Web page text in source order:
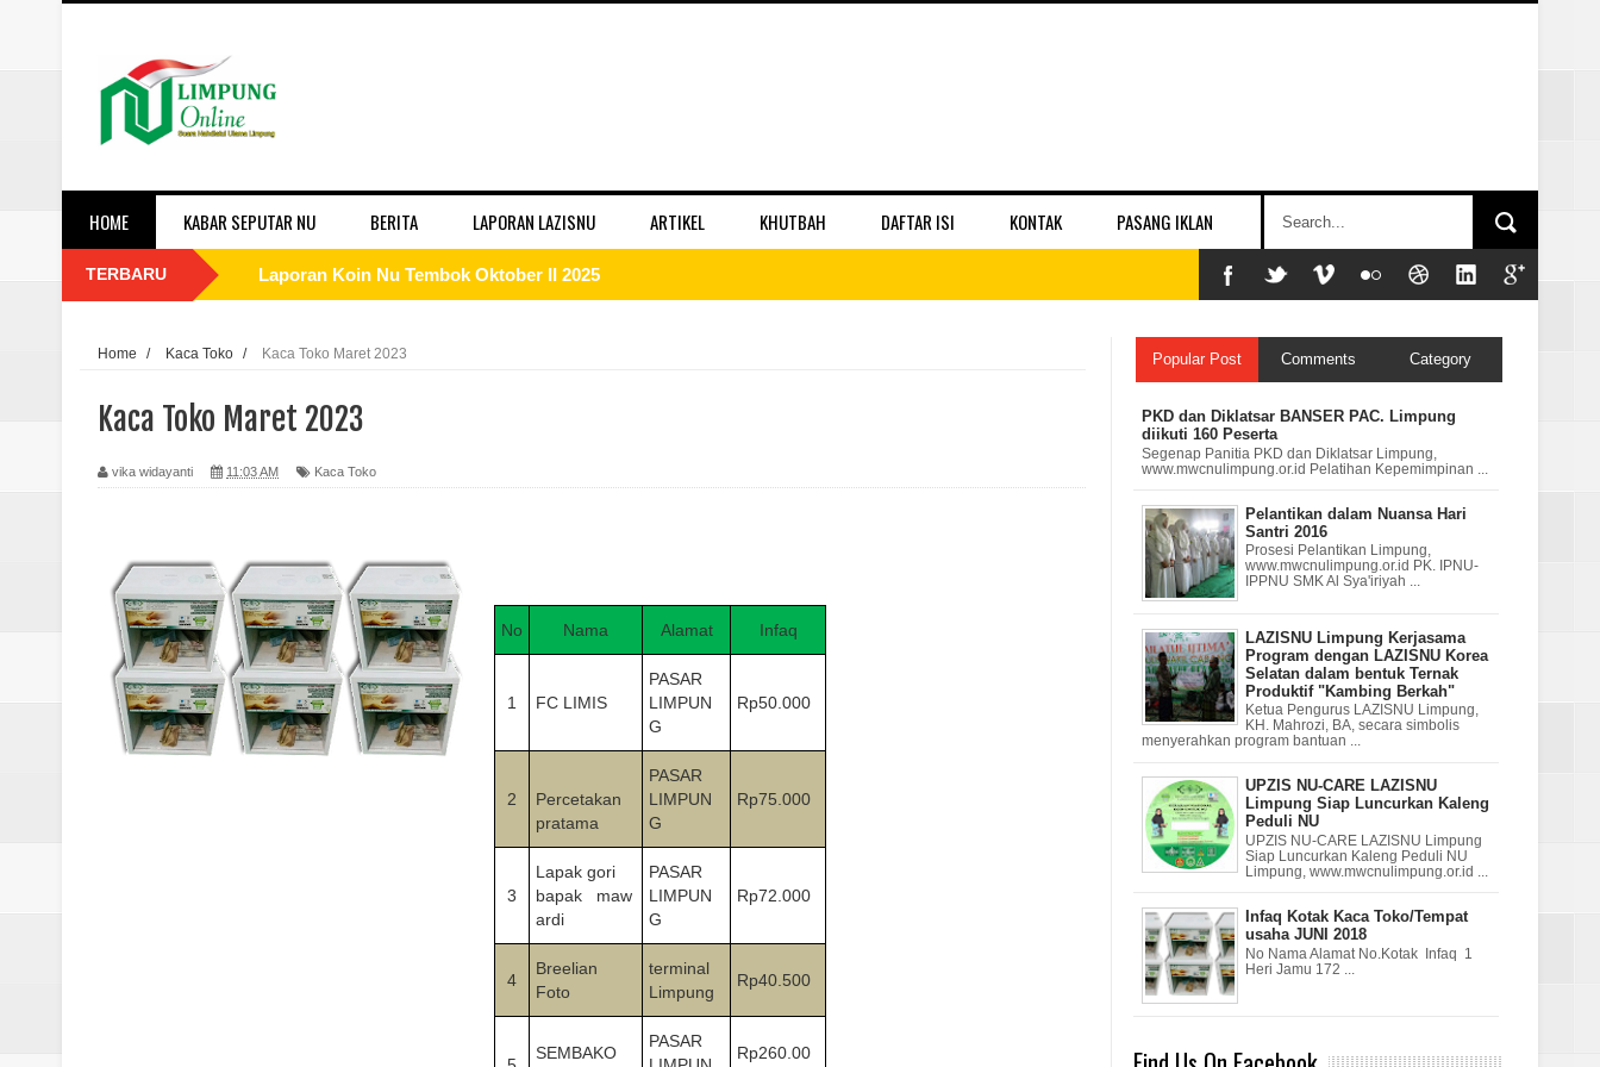
HOME KABAR SEPUTAR NU BERITA LAPORAN LAZISNU ARTIKEL KHUTBAH DAFTAR ISI KONTAK PASANG IKLAN
TERBARU Laporan Koin Nu Sukorejo Oktober II 2025
Laporan Koin Nu Rowosari Oktober II 2025
Laporan Koin Nu Pungangan Oktober II 2025
Laporan Koin Nu Ngaliyan Oktober II 2025
Laporan Koin Nu Lobang Oktober II 2025
Laporan Koin Nu Limpung Oktober II 2025
Laporan Koin Nu Kepuh Oktober II 2025
Laporan Koin Nu Kalisalak Oktober II 2025
Laporan Koin Nu Donorejo Oktober II 2025
Laporan Koin Nu Dlisen Oktober II 2025
Laporan Koin Nu Babadan Oktober II 2025
Home / Kaca Toko / Kaca Toko Maret 2023
Kaca Toko Maret 2023
vika widayanti 11:03 AM Kaca Toko
No Nama Alamat Infaq
1 FC LIMIS
PASAR
LIMPUN
G
Rp50.000
2
Percetakan
pratama
PASAR
LIMPUN
G
Rp75.000
3
Lapak gori
bapak maw
ardi
PASAR
LIMPUN
G
Rp72.000
4
Breelian
Foto
terminal
Limpung
Rp40.500
SEMBAKO
PASAR
Rp260.00
Popular Post Comments Category
PKD dan Diklatsar BANSER PAC. Limpung
diikuti 160 Peserta
Segenap Panitia PKD dan Diklatsar Limpung,
www.mwcnulimpung.or.id Pelatihan Kepemimpinan ...
Pelantikan dalam Nuansa Hari
Santri 2016
Prosesi Pelantikan Limpung,
www.mwcnulimpung.or.id PK. IPNU-
IPPNU SMK Al Sya'iriyah ...
LAZISNU Limpung Kerjasama
Program dengan LAZISNU Korea
Selatan dalam bentuk Ternak
Produktif "Kambing Berkah"
Ketua Pengurus LAZISNU Limpung,
KH. Mahrozi, BA, secara simbolis
menyerahkan program bantuan ...
UPZIS NU-CARE LAZISNU
Limpung Siap Luncurkan Kaleng
Peduli NU
UPZIS NU-CARE LAZISNU Limpung
Siap Luncurkan Kaleng Peduli NU
Limpung, www.mwcnulimpung.or.id ...
Infaq Kotak Kaca Toko/Tempat
usaha JUNI 2018
No Nama Alamat No.Kotak Infaq 1
Heri Jamu 172 ...